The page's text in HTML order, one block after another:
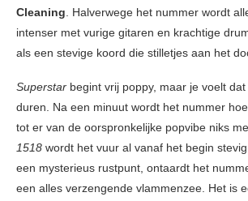
Cleaning. Halverwege het nummer wordt
intenser met vurige gitaren en krachtige
als een stevige koord die stilletjes aan het
Superstar begint vrij poppy, maar je voelt
duren. Na een minuut wordt het nummer
tot er van de oorspronkelijke popvibe niks
1518 wordt het vuur al vanaf het begin
een mysterieus rustpunt, ontaardt het
een alles verzengende vlammenzee. Het is